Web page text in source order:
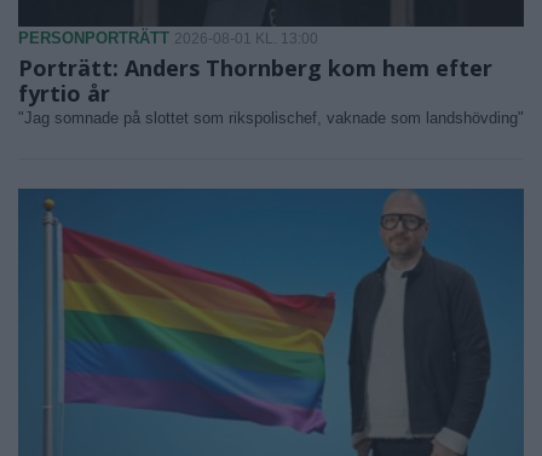
PERSONPORTRÄTT 2026-08-01 KL. 13:00
Porträtt: Anders Thornberg kom hem efter
fyrtio år
"Jag somnade på slottet som rikspolischef, vaknade som landshövding"